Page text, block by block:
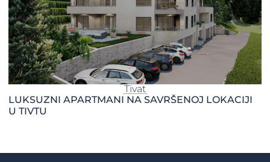
Tivat
LUKSUZNI APARTMANI NA SAVRŠENOJ LOKACIJI
U TIVTU